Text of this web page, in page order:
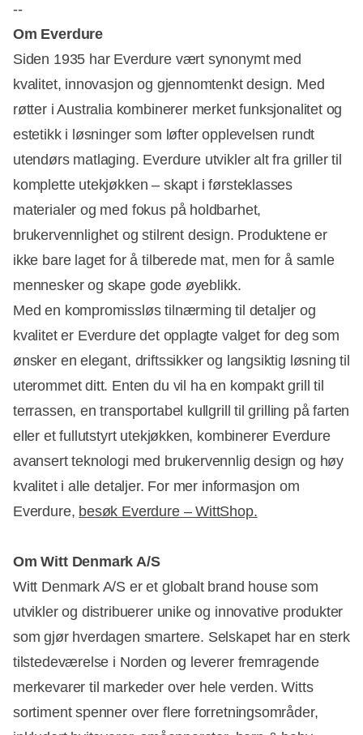
--
Om Everdure
Siden 1935 har Everdure vært synonymt med
kvalitet, innovasjon og gjennomtenkt design. Med
røtter i Australia kombinerer merket funksjonalitet og
estetikk i løsninger som løfter opplevelsen rundt
utendørs matlaging. Everdure utvikler alt fra griller til
komplette utekjøkken – skapt i førsteklasses
materialer og med fokus på holdbarhet,
brukervennlighet og stilrent design. Produktene er
ikke bare laget for å tilberede mat, men for å samle
mennesker og skape gode øyeblikk.
Med en kompromissløs tilnærming til detaljer og
kvalitet er Everdure det opplagte valget for deg som
ønsker en elegant, driftssikker og langsiktig løsning til
uterommet ditt. Enten du vil ha en kompakt grill til
terrassen, en transportabel kullgrill til grilling på farten
eller et fullutstyrt utekjøkken, kombinerer Everdure
avansert teknologi med brukervennlig design og høy
kvalitet i alle detaljer. For mer informasjon om
Everdure, besøk Everdure – WittShop.
Om Witt Denmark A/S
Witt Denmark A/S er et globalt brand house som
utvikler og distribuerer unike og innovative produkter
som gjør hverdagen smartere. Selskapet har en sterk
tilstedeværelse i Norden og leverer fremragende
merkevarer til markeder over hele verden. Witts
sortiment spenner over flere forretningsområder,